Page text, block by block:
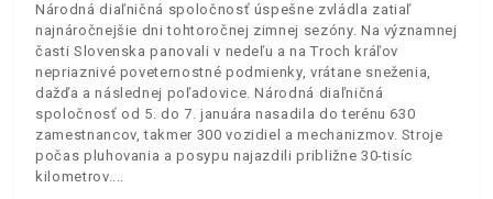
Národná diaľničná spoločnosť úspešne zvládla zatiaľ
najnáročnejšie dni tohtoročnej zimnej sezóny. Na významnej
časti Slovenska panovali v nedeľu a na Troch kráľov
nepriaznivé poveternostné podmienky, vrátane sneženia,
dažďa a následnej poľadovice. Národná diaľničná
spoločnosť od 5. do 7. januára nasadila do terénu 630
zamestnancov, takmer 300 vozidiel a mechanizmov. Stroje
počas pluhovania a posypu najazdili približne 30-tisíc
kilometrov.